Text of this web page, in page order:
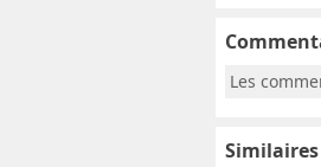
Les
Similaires